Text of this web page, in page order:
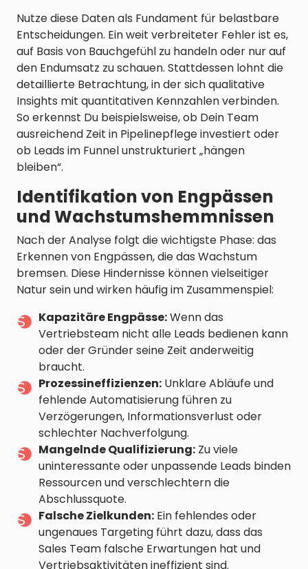
Nutze diese Daten als Fundament für belastbare
Entscheidungen. Ein weit verbreiteter Fehler ist es,
auf Basis von Bauchgefühl zu handeln oder nur auf
den Endumsatz zu schauen. Stattdessen lohnt die
detaillierte Betrachtung, in der sich qualitative
Insights mit quantitativen Kennzahlen verbinden.
So erkennst Du beispielsweise, ob Dein Team
ausreichend Zeit in Pipelinepflege investiert oder
ob Leads im Funnel unstrukturiert „hängen
bleiben“.
Identifikation von Engpässen
und Wachstumshemmnissen
Nach der Analyse folgt die wichtigste Phase: das
Erkennen von Engpässen, die das Wachstum
bremsen. Diese Hindernisse können vielseitiger
Natur sein und wirken häufig im Zusammenspiel:
Kapazitäre Engpässe:Wenn das
Vertriebsteam nicht alle Leads bedienen kann
oder der Gründer seine Zeit anderweitig
braucht.
Prozessineffizienzen: Unklare Abläufe und
fehlende Automatisierung führen zu
Verzögerungen, Informationsverlust oder
schlechter Nachverfolgung.
Mangelnde Qualifizierung: Zu viele
uninteressante oder unpassende Leads binden
Ressourcen und verschlechtern die
Abschlussquote.
Falsche Zielkunden: Ein fehlendes oder
ungenaues Targeting führt dazu, dass das
Sales Team falsche Erwartungen hat und
Vertriebsaktivitäten ineffizient sind.